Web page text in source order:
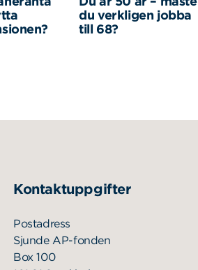
du verkligen jobba
till 68?
Kontaktuppgifter
Postadress
Sjunde AP-fonden
Box 100